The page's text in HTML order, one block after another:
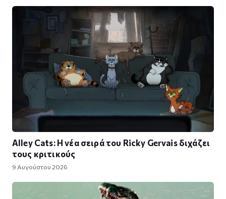
Alley Cats: Η νέα σειρά του Ricky Gervais διχάζει
τους κριτικούς
9 Αυγούστου 2026